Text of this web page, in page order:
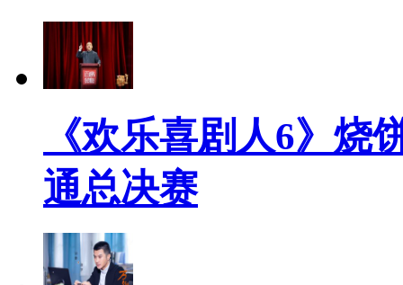
《欢乐喜剧人6》烧
通总决赛